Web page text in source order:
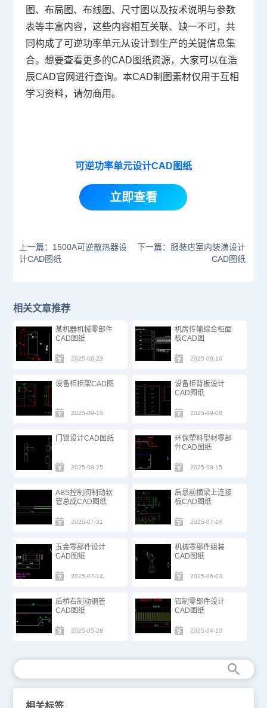
图、布局图、布线图、尺寸图以及技术说明与参数
表等丰富内容，这些内容相互关联、缺一不可，共
同构成了可逆功率单元从设计到生产的关键信息集
合。想要查看更多的CAD图纸资源，大家可以在浩
辰CAD官网进行查询。本CAD制图素材仅用于互相
学习资料，请勿商用。
可逆功率单元设计CAD图纸
立即查看
上一篇：1500A可逆散热器设
计CAD图纸
下一篇：服装店室内装潢设计
CAD图纸
相关文章推荐
某机器机械零部件
CAD图纸
2025-09-23
机房传输综合柜面
板CAD图
2025-09-16
设备柜柜架CAD图
2025-09-15
设备柜背板设计
CAD图纸
2025-09-08
门锁设计CAD图纸
2025-08-25
环保塑料型材零部
件CAD图纸
2025-08-15
ABS控制阀制动软
管总成CAD图纸
2025-07-31
后悬前横梁上连接
板CAD图纸
2025-07-24
五金零部件设计
CAD图纸
2025-07-14
机械零部件组装
CAD图纸
2025-06-03
后桥右制动钢管
CAD图纸
2025-05-28
铝制零部件设计
CAD图纸
2025-04-10